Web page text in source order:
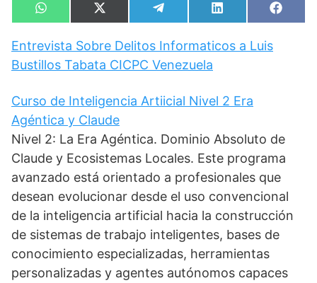
Compartir
en
W
h
t
A
Compartir
en
X
(
w
t
r
)
Compartir
en
e
e
r
m
Compartir
en
L
i
k
n
en
F
a
Entrevista Sobre Delitos Informaticos a Luis
Bustillos Tabata CICPC Venezuela
Curso de Inteligencia Artiicial Nivel 2 Era
Agéntica y Claude
Nivel 2: La Era Agéntica. Dominio Absoluto de
Claude y Ecosistemas Locales. Este programa
avanzado está orientado a profesionales que
desean evolucionar desde el uso convencional
de la inteligencia artificial hacia la construcción
de sistemas de trabajo inteligentes, bases de
conocimiento especializadas, herramientas
personalizadas y agentes autónomos capaces